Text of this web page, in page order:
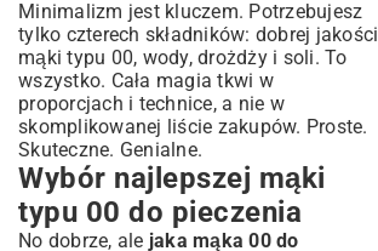
Minimalizm jest kluczem. Potrzebujesz
tylko czterech składników: dobrej jakości
mąki typu 00, wody, drożdży i soli. To
wszystko. Cała magia tkwi w
proporcjach i technice, a nie w
skomplikowanej liście zakupów. Proste.
Skuteczne. Genialne.
Wybór najlepszej mąki
typu 00 do pieczenia
No dobrze, ale jaka mąka 00 do